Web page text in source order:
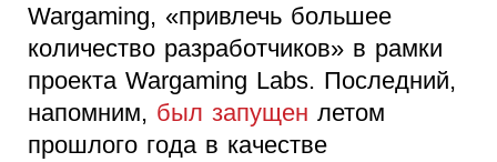
Wargaming, «привлечь большее
количество разработчиков» в рамки
проекта Wargaming Labs. Последний,
напомним, был запущен летом
прошлого года в качестве